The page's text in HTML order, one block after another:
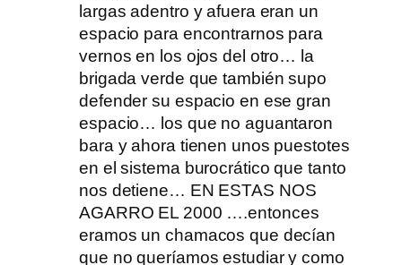
largas adentro y afuera eran un
espacio para encontrarnos para
vernos en los ojos del otro… la
brigada verde que también supo
defender su espacio en ese gran
espacio… los que no aguantaron
bara y ahora tienen unos puestotes
en el sistema burocrático que tanto
nos detiene… EN ESTAS NOS
AGARRO EL 2000 ….entonces
eramos un chamacos que decían
que no queríamos estudiar y como